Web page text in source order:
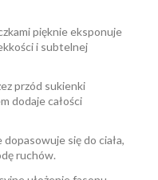
pięknie eksponuje
i subtelnej
przód sukienki
dodaje całości
się do ciała,
ruchów.